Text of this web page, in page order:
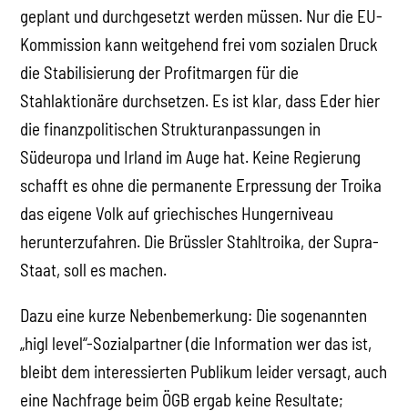
geplant und durchgesetzt werden müssen. Nur die EU-
Kommission kann weitgehend frei vom sozialen Druck
die Stabilisierung der Profitmargen für die
Stahlaktionäre durchsetzen. Es ist klar, dass Eder hier
die finanzpolitischen Strukturanpassungen in
Südeuropa und Irland im Auge hat. Keine Regierung
schafft es ohne die permanente Erpressung der Troika
das eigene Volk auf griechisches Hungerniveau
herunterzufahren. Die Brüssler Stahltroika, der Supra-
Staat, soll es machen.
Dazu eine kurze Nebenbemerkung: Die sogenannten
„higl level“-Sozialpartner (die Information wer das ist,
bleibt dem interessierten Publikum leider versagt, auch
eine Nachfrage beim ÖGB ergab keine Resultate;